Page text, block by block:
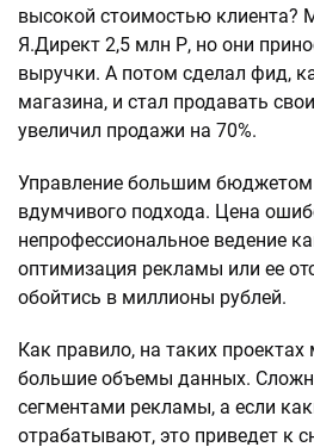
высокой стоимостью клиента?
Я.Директ 2,5 млн Р, но они
выручки. А потом сделал фид,
магазина, и стал продавать
увеличил продажи на 70%.
Управление большим бюджетом
вдумчивого подхода. Цена
непрофессиональное ведение
оптимизация рекламы или ее
обойтись в миллионы рублей.
Как правило, на таких
большие объемы данных.
сегментами рекламы, а если
отрабатывают, это приведет к